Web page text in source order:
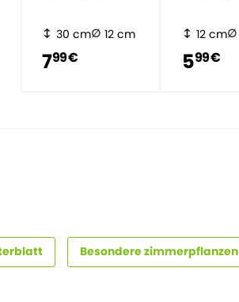
30 cm 12 cm
799 €
12 cm
599 €
Besondere zimmerpflanzen